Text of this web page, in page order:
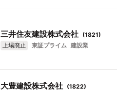
三井住友建設株式会社 (1821)
上場廃止
東証プライム 建設業
大豊建設株式会社 (1822)